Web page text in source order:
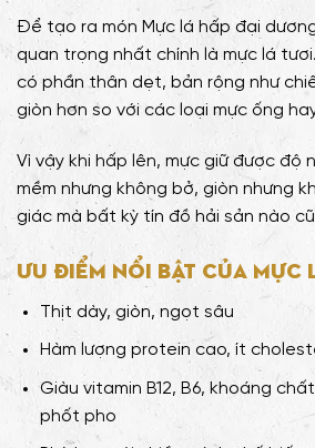
Để tạo ra món Mực lá hấp đại
quan trọng nhất chính là mực lá
có phần thân dẹt, bản rộng như
giòn hơn so với các loại mực ống
Vì vậy khi hấp lên, mực giữ được độ
mềm nhưng không bở, giòn nhưng
giác mà bất kỳ tín đồ hải sản nào
Ưu điểm nổi bật của mực
Thịt dày, giòn, ngọt sâu
Hàm lượng protein cao, ít
Giàu vitamin B12, B6, khoáng
phốt pho